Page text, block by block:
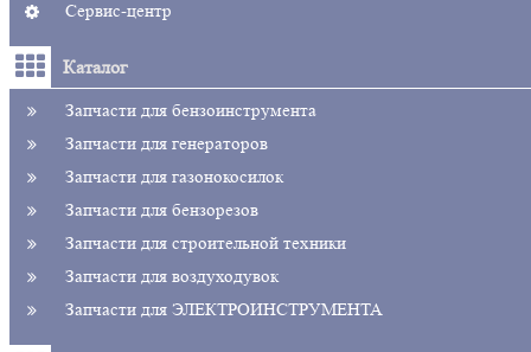
Сервис-центр
Каталог
Запчасти для бензоинструмента
Запчасти для генераторов
Запчасти для газонокосилок
Запчасти для бензорезов
Запчасти для строительной техники
Запчасти для воздуходувок
Запчасти для ЭЛЕКТРОИНСТРУМЕНТА